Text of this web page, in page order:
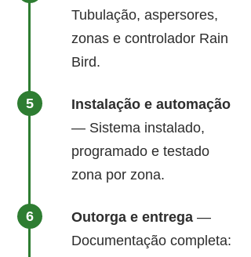
Tubulação, aspersores,
zonas e controlador Rain
Bird.
Instalação e automação
— Sistema instalado,
programado e testado
zona por zona.
Outorga e entrega —
Documentação completa: